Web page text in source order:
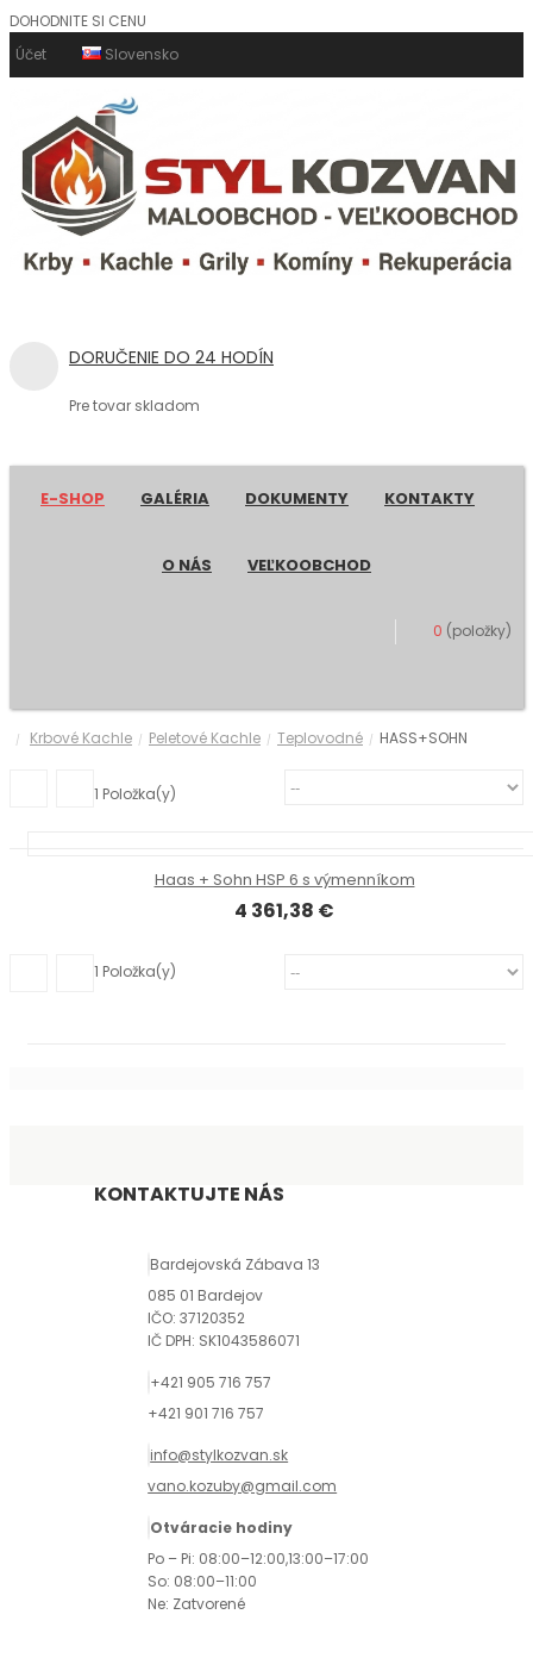
DOHODNITE SI CENU
Účet
Slovensko
DORUČENIE DO 24 HODÍN
Pre tovar skladom
E-SHOP GALÉRIA DOKUMENTY KONTAKTY
O NÁS VEĽKOOBCHOD
0 (položky)
/ Krbové Kachle / Peletové Kachle / Teplovodné / HASS+SOHN
1 Položka(y)
Haas + Sohn HSP 6 s výmenníkom
4 361,38 €
1 Položka(y)
KONTAKTUJTE NÁS
Bardejovská Zábava 13
085 01 Bardejov
IČO: 37120352
IČ DPH: SK1043586071
+421 905 716 757
+421 901 716 757
info@stylkozvan.sk
vano.kozuby@gmail.com
Otváracie hodiny
Po – Pi: 08:00–12:00,13:00–17:00
So: 08:00–11:00
Ne: Zatvorené